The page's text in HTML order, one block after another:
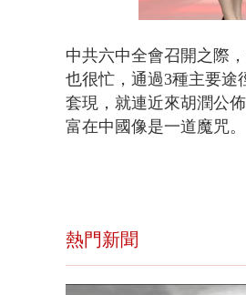
中共六中全會召開之際
也很忙，通過3種主要途
套現，就連近來胡潤公
富在中國像是一道魔咒。
熱門新聞